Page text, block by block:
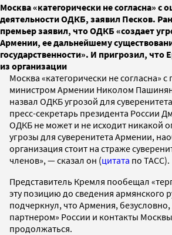
Москва «категорически не согласна»
деятельности ОДКБ, заявил Песков.
премьер заявил, что ОДКБ «создает
Армении, ее дальнейшему
государственности». И пригрозил, что
из организации
Москва «категорически не согласна»
министром Армении Николом
назвал ОДКБ угрозой для
пресс-секретарь президента России
ОДКБ не может и не исходит никакой
угрозы для суверенитета Армении,
организация стоит на страже
членов», — сказал он (цитата по ТАСС).
Представитель Кремля пообещал
эту позицию до сведения армянского
подчеркнул, что Армения,
партнером» России и контакты
продолжаться.